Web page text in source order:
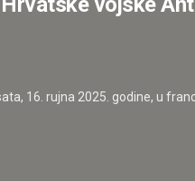
16. rujna 2025. godine, u